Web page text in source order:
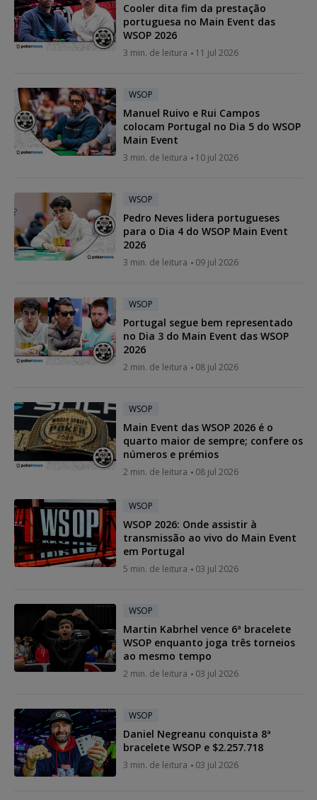
Cooler dita fim da prestação
portuguesa no Main Event das
WSOP 2026
3 min. de leitura 11 jul 2026
WSOP
Manuel Ruivo e Rui Campos
colocam Portugal no Dia 5 do WSOP
Main Event
3 min. de leitura 10 jul 2026
WSOP
Pedro Neves lidera portugueses
para o Dia 4 do WSOP Main Event
2026
3 min. de leitura 09 jul 2026
WSOP
Portugal segue bem representado
no Dia 3 do Main Event das WSOP
2026
2 min. de leitura 08 jul 2026
WSOP
Main Event das WSOP 2026 é o
quarto maior de sempre; confere os
números e prémios
2 min. de leitura 08 jul 2026
WSOP
WSOP 2026: Onde assistir à
transmissão ao vivo do Main Event
em Portugal
5 min. de leitura 03 jul 2026
WSOP
Martin Kabrhel vence 6ª bracelete
WSOP enquanto joga três torneios
ao mesmo tempo
2 min. de leitura 03 jul 2026
WSOP
Daniel Negreanu conquista 8ª
bracelete WSOP e $2.257.718
3 min. de leitura 03 jul 2026